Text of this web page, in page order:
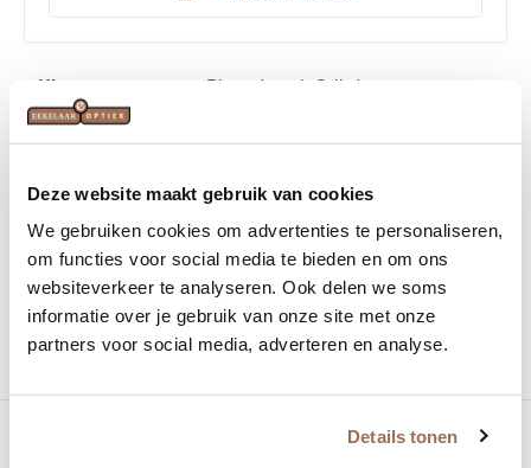
Deze website maakt gebruik van cookies
We gebruiken cookies om advertenties te personaliseren,
om functies voor social media te bieden en om ons
websiteverkeer te analyseren. Ook delen we soms
informatie over je gebruik van onze site met onze
partners voor social media, adverteren en analyse.
Details tonen
Maat: 55-16
Materiaal: Acetaat
vierkant